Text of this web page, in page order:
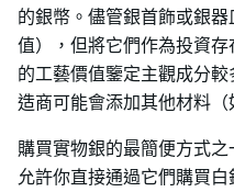
的銀幣。儘管銀首飾或銀
值），但將它們作為投資
的工藝價值鑒定主觀成分
造商可能會添加其他材料（
購買實物銀的最簡便方式
允許你直接通過它們購買